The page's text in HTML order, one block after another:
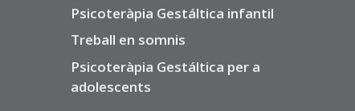
Psicoteràpia Gestáltica infantil
Treball en somnis
Psicoteràpia Gestáltica per a
adolescents